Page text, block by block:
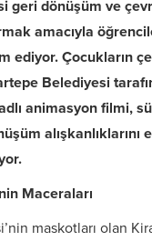
geri dönüşüm ve
amacıyla
ediyor. Çocukların
Belediyesi
animasyon filmi,
alışkanlıklarını
Maceraları
maskotları olan